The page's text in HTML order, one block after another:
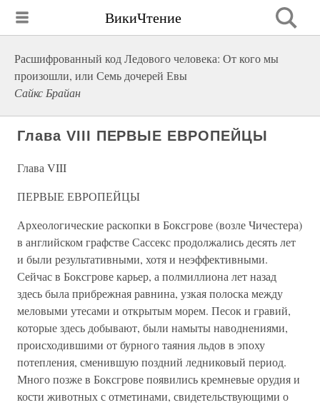
ВикиЧтение
Расшифрованный код Ледового человека: От кого мы
произошли, или Семь дочерей Евы
Сайкс Брайан
Глава VIII ПЕРВЫЕ ЕВРОПЕЙЦЫ
Глава VIII
ПЕРВЫЕ ЕВРОПЕЙЦЫ
Археологические раскопки в Боксгрове (возле Чичестера)
в английском графстве Сассекс продолжались десять лет
и были результативными, хотя и неэффективными.
Сейчас в Боксгрове карьер, а полмиллиона лет назад
здесь была прибрежная равнина, узкая полоска между
меловыми утесами и открытым морем. Песок и гравий,
которые здесь добывают, были намыты наводнениями,
происходившими от бурного таяния льдов в эпоху
потепления, сменившую поздний ледниковый период.
Много позже в Боксгрове появились кремневые орудия и
кости животных с отметинами, свидетельствующими о